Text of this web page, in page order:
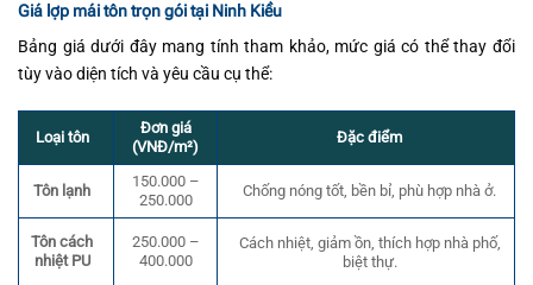
Giá lợp mái tôn trọn gói tại Ninh Kiều
Bảng giá dưới đây mang tính tham khảo, mức giá có thể thay đổi
tùy vào diện tích và yêu cầu cụ thể:
Loại tôn
Đơn giá
(VNĐ/m²)
Đặc điểm
Tôn lạnh
150.000 –
250.000
Chống nóng tốt, bền bỉ, phù hợp nhà ở.
Tôn cách
nhiệt PU
250.000 –
400.000
Cách nhiệt, giảm ồn, thích hợp nhà phố,
biệt thự.